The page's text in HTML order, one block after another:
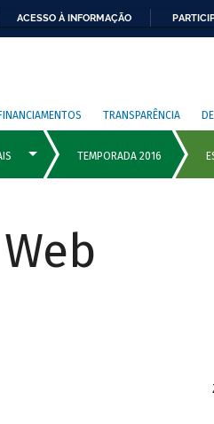
ACESSO À INFORMAÇÃO
TRANSPARÊNCIA